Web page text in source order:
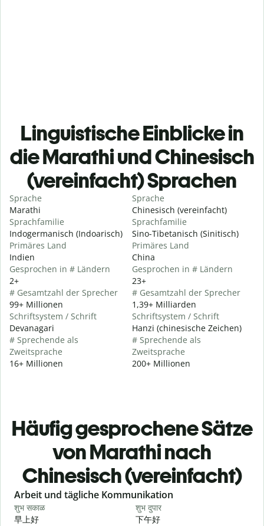
Linguistische Einblicke in
die Marathi und Chinesisch
(vereinfacht) Sprachen
Sprache
Marathi
Sprachfamilie
Indogermanisch (Indoarisch)
Primäres Land
Indien
Gesprochen in # Ländern
2+
# Gesamtzahl der Sprecher
99+ Millionen
Schriftsystem / Schrift
Devanagari
# Sprechende als
Zweitsprache
16+ Millionen
Sprache
Chinesisch (vereinfacht)
Sprachfamilie
Sino-Tibetanisch (Sinitisch)
Primäres Land
China
Gesprochen in # Ländern
23+
# Gesamtzahl der Sprecher
1,39+ Milliarden
Schriftsystem / Schrift
Hanzi (chinesische Zeichen)
# Sprechende als
Zweitsprache
200+ Millionen
Häufig gesprochene Sätze
von Marathi nach
Chinesisch (vereinfacht)
Slide 1 of 6
Arbeit und tägliche Kommunikation
शुभ सकाळ
早上好
शुभ दुपार
下午好